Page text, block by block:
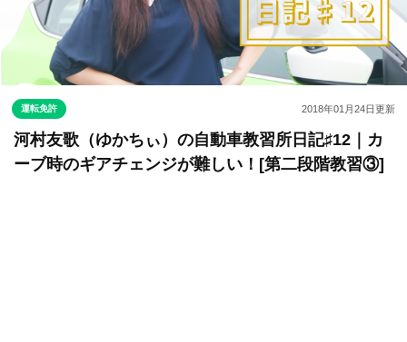
運転免許 2018年01月24日更新
河村友歌（ゆかちぃ）の自動車教習所日記♯12｜カ
ーブ時のギアチェンジが難しい！[第二段階教習③]